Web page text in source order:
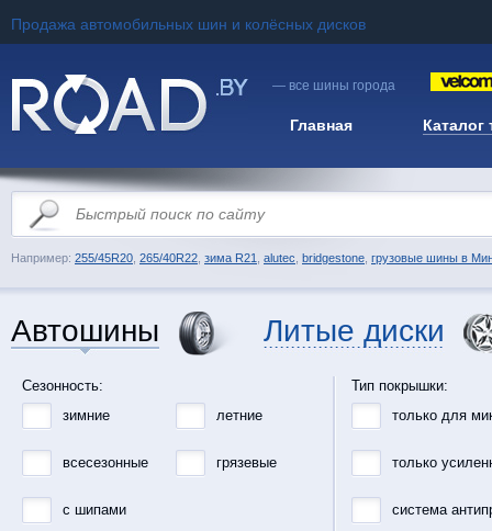
Продажа автомобильных шин и колёсных дисков
— все шины города
Главная Каталог
Например: 255/45R20 265/40R22 зима R21 alutec bridgestone грузовые шины в
Автошины Литые диски
Сезонность:
зимние
летние
всесезонные грязевые
с шипами
Тип покрышки:
только для
только
система